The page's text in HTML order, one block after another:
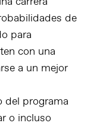
de
para
con una
a un mejor
del programa
o incluso